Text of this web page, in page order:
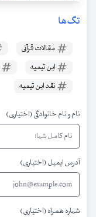
تگ‌ها
مقالات قرآنی
ابن تیمیه
نقد ابن تیمیه
نام و نام خانوادگی (اختیاری)
آدرس ایمیل (اختیاری)
شماره همراه (اختیاری)